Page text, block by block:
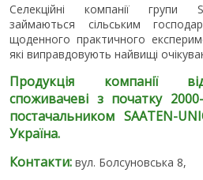
Селекційні компанії групи
займаються сільським
щоденного практичного
які виправдовують найвищі
Продукція компанії
споживачеві з початку
постачальником SAATEN-
Україна.
Контакти: вул. Болсуновська 8,